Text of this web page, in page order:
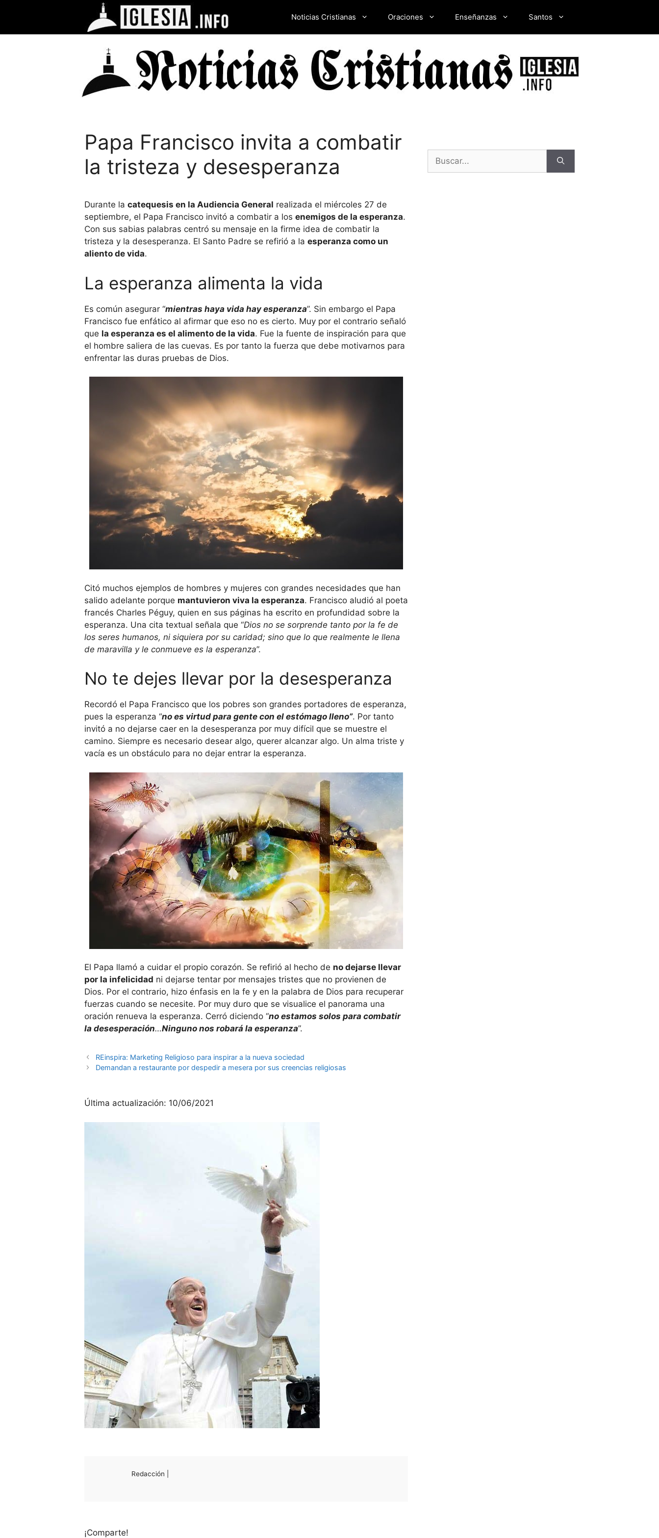
Noticias Cristianas Oraciones Enseñanzas Santos
Papa Francisco invita a combatir
la tristeza y desesperanza
Durante la catequesis en la Audiencia General realizada el miércoles 27 de
septiembre, el Papa Francisco invitó a combatir a los enemigos de la esperanza.
Con sus sabias palabras centró su mensaje en la firme idea de combatir la
tristeza y la desesperanza. El Santo Padre se refirió a la esperanza como un
aliento de vida.
La esperanza alimenta la vida
Es común asegurar “mientras haya vida hay esperanza”. Sin embargo el Papa
Francisco fue enfático al afirmar que eso no es cierto. Muy por el contrario señaló
que la esperanza es el alimento de la vida. Fue la fuente de inspiración para que
el hombre saliera de las cuevas. Es por tanto la fuerza que debe motivarnos para
enfrentar las duras pruebas de Dios.
Citó muchos ejemplos de hombres y mujeres con grandes necesidades que han
salido adelante porque mantuvieron viva la esperanza. Francisco aludió al poeta
francés Charles Péguy, quien en sus páginas ha escrito en profundidad sobre la
esperanza. Una cita textual señala que “Dios no se sorprende tanto por la fe de
los seres humanos, ni siquiera por su caridad; sino que lo que realmente le llena
de maravilla y le conmueve es la esperanza”.
No te dejes llevar por la desesperanza
Recordó el Papa Francisco que los pobres son grandes portadores de esperanza,
pues la esperanza “no es virtud para gente con el estómago lleno”. Por tanto
invitó a no dejarse caer en la desesperanza por muy difícil que se muestre el
camino. Siempre es necesario desear algo, querer alcanzar algo. Un alma triste y
vacía es un obstáculo para no dejar entrar la esperanza.
El Papa llamó a cuidar el propio corazón. Se refirió al hecho de no dejarse llevar
por la infelicidad ni dejarse tentar por mensajes tristes que no provienen de
Dios. Por el contrario, hizo énfasis en la fe y en la palabra de Dios para recuperar
fuerzas cuando se necesite. Por muy duro que se visualice el panorama una
oración renueva la esperanza. Cerró diciendo “no estamos solos para combatir
la desesperación…Ninguno nos robará la esperanza”.
REinspira: Marketing Religioso para inspirar a la nueva sociedad
Demandan a restaurante por despedir a mesera por sus creencias religiosas
Última actualización: 10/06/2021
Redacción |
¡Comparte!